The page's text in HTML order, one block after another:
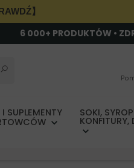
】
6 000+ PRODUKTÓW •
SUPLEMENTY SOKI,
KONFITURY,